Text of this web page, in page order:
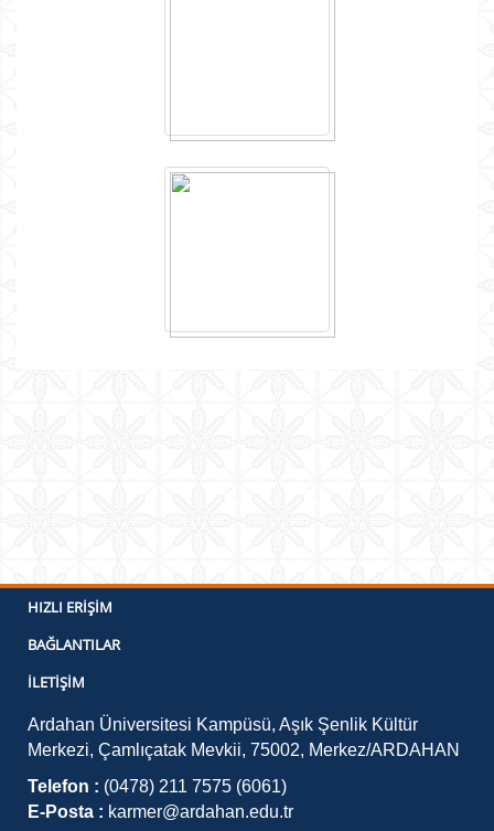
HIZLI ERIŞIM
BAĞLANTILAR
İLETIŞIM
Ardahan Üniversitesi Kampüsü, Aşık Şenlik Kültür
Merkezi, Çamlıçatak Mevkii, 75002, Merkez/ARDAHAN
Telefon : (0478) 211 7575 (6061)
E-Posta : karmer@ardahan.edu.tr